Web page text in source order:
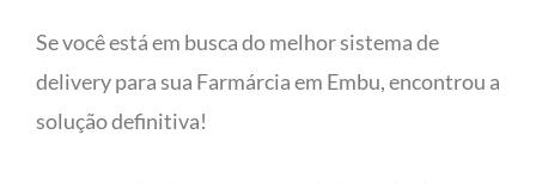
Se você está em busca do melhor sistema de
delivery para sua Farmárcia em Embu, encontrou a
solução definitiva!